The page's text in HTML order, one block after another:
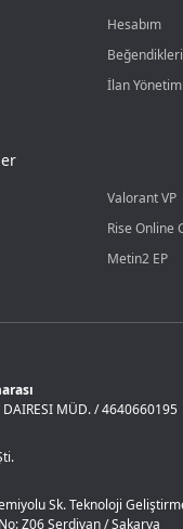
Hesabım
İlan Yönetimi
Valorant VP
Rise Online
Metin2 EP
DAIRESI MÜD. / 4640660195
Sk. Teknoloji
Z06 Serdivan / Sakarya